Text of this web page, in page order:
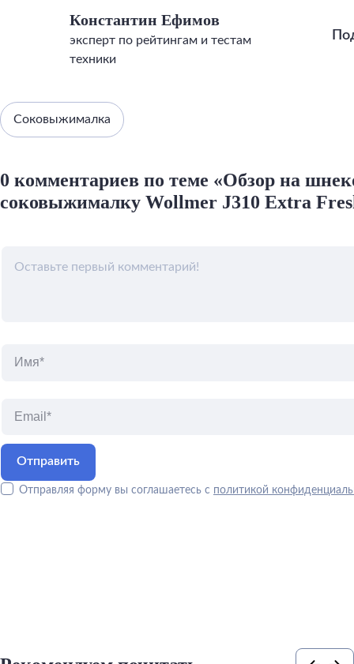
Константин Ефимов
эксперт по рейтингам и тестам
техники
Соковыжималка
0 комментариев по теме «Обзор на
соковыжималку Wollmer J310 Extra
Отправляя форму вы соглашаетесь с политикой